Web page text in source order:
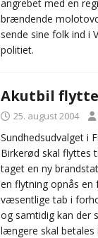
angrebet med en
brændende
sende sine folk ind i
politiet.
Akutbil
25. august 2004
Sundhedsudvalget i
Birkerød skal flyttes
taget en ny
en flytning opnås
væsentlige tab i
og samtidig kan der
længere skal